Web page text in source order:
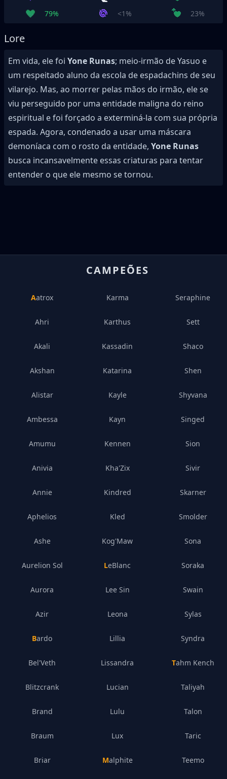
79%
<1% 23%
Lore
Em vida, ele foi Yone Runas; meio-irmão de Yasuo e
um respeitado aluno da escola de espadachins de seu
vilarejo. Mas, ao morrer pelas mãos do irmão, ele se
viu perseguido por uma entidade maligna do reino
espiritual e foi forçado a exterminá-la com sua própria
espada. Agora, condenado a usar uma máscara
demoníaca com o rosto da entidade, Yone Runas
busca incansavelmente essas criaturas para tentar
entender o que ele mesmo se tornou.
CAMPEÕES
Aatrox
Ahri
Akali
Akshan
Alistar
Ambessa
Amumu
Anivia
Annie
Aphelios
Ashe
Aurelion Sol
Aurora
Azir
Bardo
Bel'Veth
Blitzcrank
Brand
Braum
Briar
Karma
Karthus
Kassadin
Katarina
Kayle
Kayn
Kennen
Kha'Zix
Kindred
Kled
Kog'Maw
LeBlanc
Lee Sin
Leona
Lillia
Lissandra
Lucian
Lulu
Lux
Malphite
Seraphine
Sett
Shaco
Shen
Shyvana
Singed
Sion
Sivir
Skarner
Smolder
Sona
Soraka
Swain
Sylas
Syndra
Tahm Kench
Taliyah
Talon
Taric
Teemo